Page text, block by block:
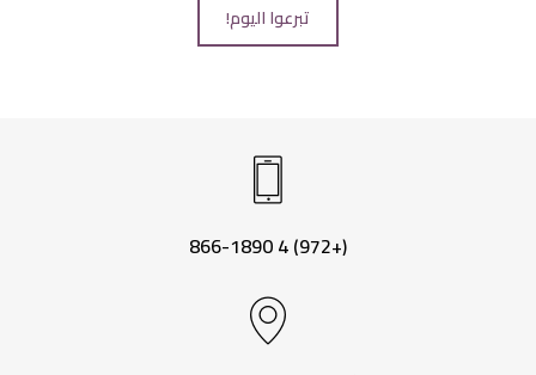
تبرعوا اليوم!
(+972) 4 866-1890